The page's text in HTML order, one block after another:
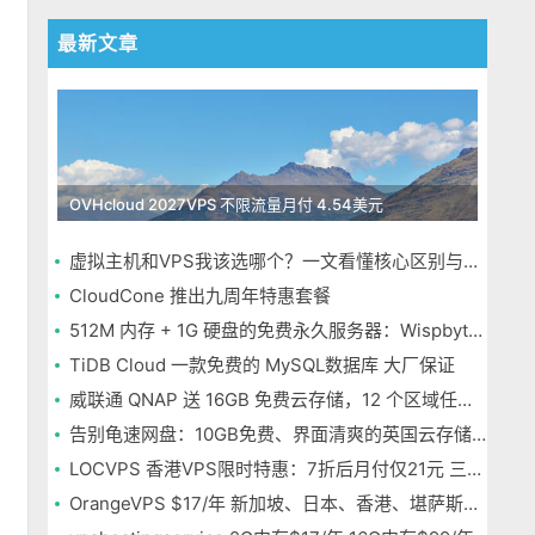
最新文章
OVHcloud 2027VPS 不限流量月付 4.54美元
虚拟主机和VPS我该选哪个？一文看懂核心区别与选择指南
CloudCone 推出九周年特惠套餐
512M 内存 + 1G 硬盘的免费永久服务器：Wispbyte 上手
TiDB Cloud 一款免费的 MySQL数据库 大厂保证
威联通 QNAP 送 16GB 免费云存储，12 个区域任选，邮箱注册即可
告别龟速网盘：10GB免费、界面清爽的英国云存储Icedrive体验
LOCVPS 香港VPS限时特惠：7折后月付仅21元 三网优化BGP线路 可选原生IP
OrangeVPS $17/年 新加坡、日本、香港、堪萨斯机房